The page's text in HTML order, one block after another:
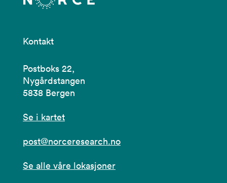
Kontakt
Postboks 22,
Nygårdstangen
5838 Bergen
Se i kartet
post@norceresearch.no
Se alle våre lokasjoner